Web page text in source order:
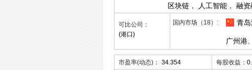
区块链 ， 人工智能 ， 融资
可比公司：
(港口)
国内市场（18） 青
广州港
港口 、
市盈率(动态)： 34.354 每股收益：